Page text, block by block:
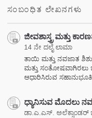
ಸಂಬಂಧಿತ ಲೇಖನಗಳು
ಜೀವಶಾಸ್ತ್ರ ಮತ್ತು
14 ನೇ ದಲೈ ಲಾಮಾ
ತಾಯಿ ಮತ್ತು ನವಜಾತ
ಮತ್ತು
ಆಧಾರಿಸಿರುವ
ಧ್ಯಾನಿಸುವ ಮೊದಲು
ಡಾ.ಎ.ಎಸ್. ಅಲೆಕ್ಸಾಂಡರ್